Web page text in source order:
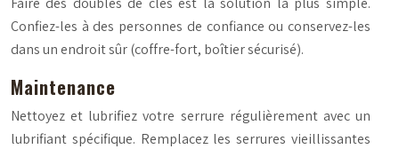
Confiez-les à des personnes de confiance ou conservez-les
dans un endroit sûr (coffre-fort, boîtier sécurisé).
Maintenance
Nettoyez et lubrifiez votre serrure régulièrement avec un
lubrifiant spécifique. Remplacez les serrures vieillissantes